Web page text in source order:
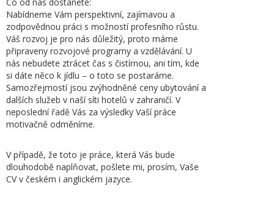
Nabídneme Vám perspektivní, zajímavou a
zodpovědnou práci s možností profesního růstu.
Váš rozvoj je pro nás důležitý, proto máme
připraveny rozvojové programy a vzdělávání. U
nás nebudete ztrácet čas s čistírnou, ani tím, kde
si dáte něco k jídlu – o toto se postaráme.
Samozřejmostí jsou zvýhodněné ceny ubytování a
dalších služeb v naší síti hotelů v zahraničí. V
neposlední řadě Vás za výsledky Vaší práce
motivačně odměníme.
V případě, že toto je práce, která Vás bude
dlouhodobě naplňovat, pošlete mi, prosím, Vaše
CV v českém i anglickém jazyce.